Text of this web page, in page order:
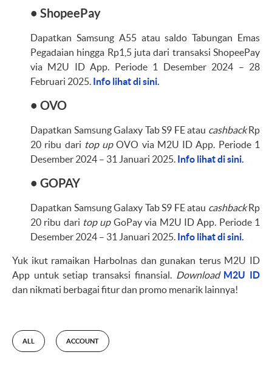
• ShopeePay
Dapatkan Samsung A55 atau saldo Tabungan Emas
Pegadaian hingga Rp1,5 juta dari transaksi ShopeePay
via M2U ID App. Periode 1 Desember 2024 – 28
Februari 2025. Info lihat di sini.
• OVO
Dapatkan Samsung Galaxy Tab S9 FE atau cashbackRp
20 ribu dari top upOVO via M2U ID App. Periode 1
Desember 2024 – 31 Januari 2025. Info lihat di sini.
• GOPAY
Dapatkan Samsung Galaxy Tab S9 FE atau cashbackRp
20 ribu dari top upGoPay via M2U ID App. Periode 1
Desember 2024 – 31 Januari 2025. Info lihat di sini.
Yuk ikut ramaikan Harbolnas dan gunakan terus M2U ID
App untuk setiap transaksi finansial.
Download M2U ID
dan nikmati berbagai fitur dan promo menarik lainnya!
ALL ACCOUNT